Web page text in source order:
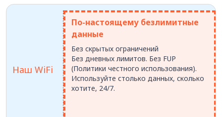
Наш WiFi
По-настоящему безлимитные
данные
Без скрытых ограничений
Без дневных лимитов. Без FUP
(Политики честного использования).
Используйте столько данных, сколько
хотите, 24/7.